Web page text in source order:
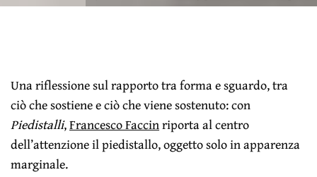
Una riflessione sul rapporto tra forma e sguardo, tra
ciò che sostiene e ciò che viene sostenuto: con
Piedistalli,Francesco Faccinriporta al centro
dell’attenzione il piedistallo, oggetto solo in apparenza
marginale.